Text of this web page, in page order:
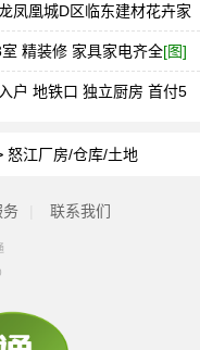
凤凰城D区临东建材花卉家
精装修 家具家电齐全[图]
户 地铁口 独立厨房 首付5
怒江厂房/仓库/土地
务 联系我们